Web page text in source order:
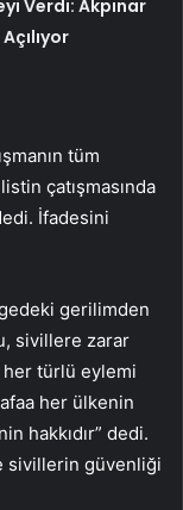
Verdi: Akpınar
tüm
çatışmasında
İfadesini
gerilimden
sivillere zarar
her türlü eylemi
her ülkenin
hakkıdır” dedi.
sivillerin güvenliği